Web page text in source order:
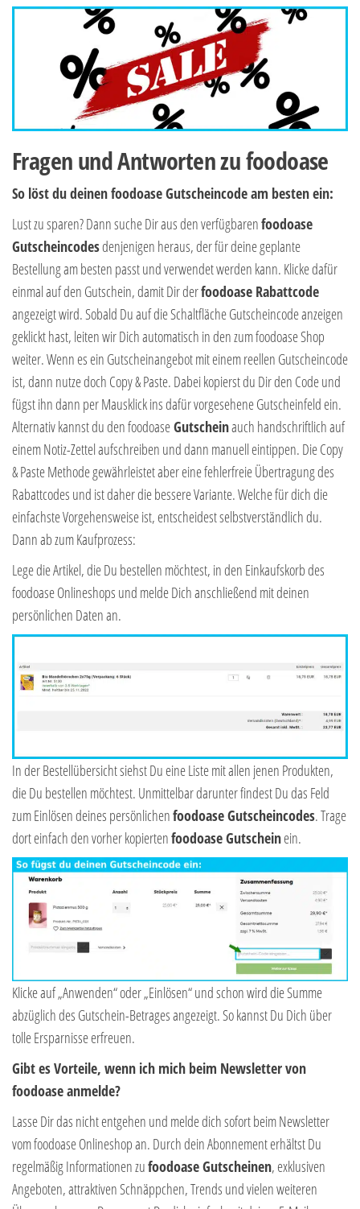
Fragen und Antworten zu foodoase
So löst du deinen foodoase Gutscheincode am besten ein:
Lust zu sparen? Dann suche Dir aus den verfügbarenfoodoase
Gutscheincodesdenjenigen heraus, der für deine geplante
Bestellung am besten passt und verwendet werden kann. Klicke dafür
einmal auf den Gutschein, damit Dir derfoodoase Rabattcode
angezeigt wird. Sobald Du auf die Schaltfläche Gutscheincode anzeigen
geklickt hast, leiten wir Dich automatisch in den zum foodoase Shop
weiter. Wenn es ein Gutscheinangebot mit einem reellen Gutscheincode
ist, dann nutze doch Copy & Paste. Dabei kopierst du Dir den Code und
fügst ihn dann per Mausklick ins dafür vorgesehene Gutscheinfeld ein.
Alternativ kannst du den foodoaseGutscheinauch handschriftlich auf
einem Notiz-Zettel aufschreiben und dann manuell eintippen. Die Copy
& Paste Methode gewährleistet aber eine fehlerfreie Übertragung des
Rabattcodes und ist daher die bessere Variante. Welche für dich die
einfachste Vorgehensweise ist, entscheidest selbstverständlich du.
Dann ab zum Kaufprozess:
Lege die Artikel, die Du bestellen möchtest, in den Einkaufskorb des
foodoase Onlineshops und melde Dich anschließend mit deinen
persönlichen Daten an.
In der Bestellübersicht siehst Du eine Liste mit allen jenen Produkten,
die Du bestellen möchtest. Unmittelbar darunter findest Du das Feld
zum Einlösen deines persönlichenfoodoase Gutscheincodes. Trage
dort einfach den vorher kopiertenfoodoase Gutscheinein.
Klicke auf „Anwenden“ oder „Einlösen“ und schon wird die Summe
abzüglich des Gutschein-Betrages angezeigt. So kannst Du Dich über
tolle Ersparnisse erfreuen.
Gibt es Vorteile, wenn ich mich beim Newsletter von
foodoase anmelde?
Lasse Dir das nicht entgehen und melde dich sofort beim Newsletter
vom foodoase Onlineshop an. Durch dein Abonnement erhältst Du
regelmäßig Informationen zufoodoase Gutscheinen, exklusiven
Angeboten, attraktiven Schnäppchen, Trends und vielen weiteren